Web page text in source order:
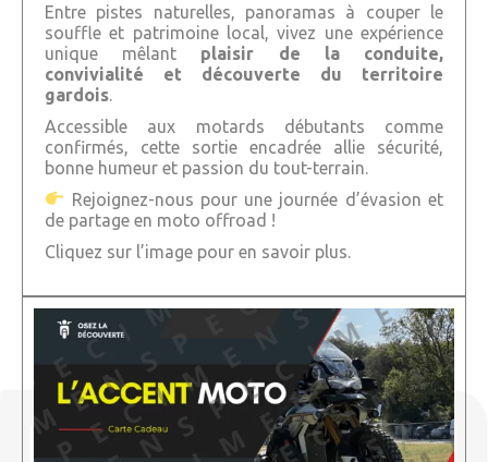
Entre pistes naturelles, panoramas à couper le
souffle et patrimoine local, vivez une expérience
unique mêlant plaisir de la conduite,
convivialité et découverte du territoire
gardois.
Accessible aux motards débutants comme
confirmés, cette sortie encadrée allie sécurité,
bonne humeur et passion du tout-terrain.
Rejoignez-nous pour une journée d’évasion et
de partage en moto offroad !
Cliquez sur l’image pour en savoir plus.